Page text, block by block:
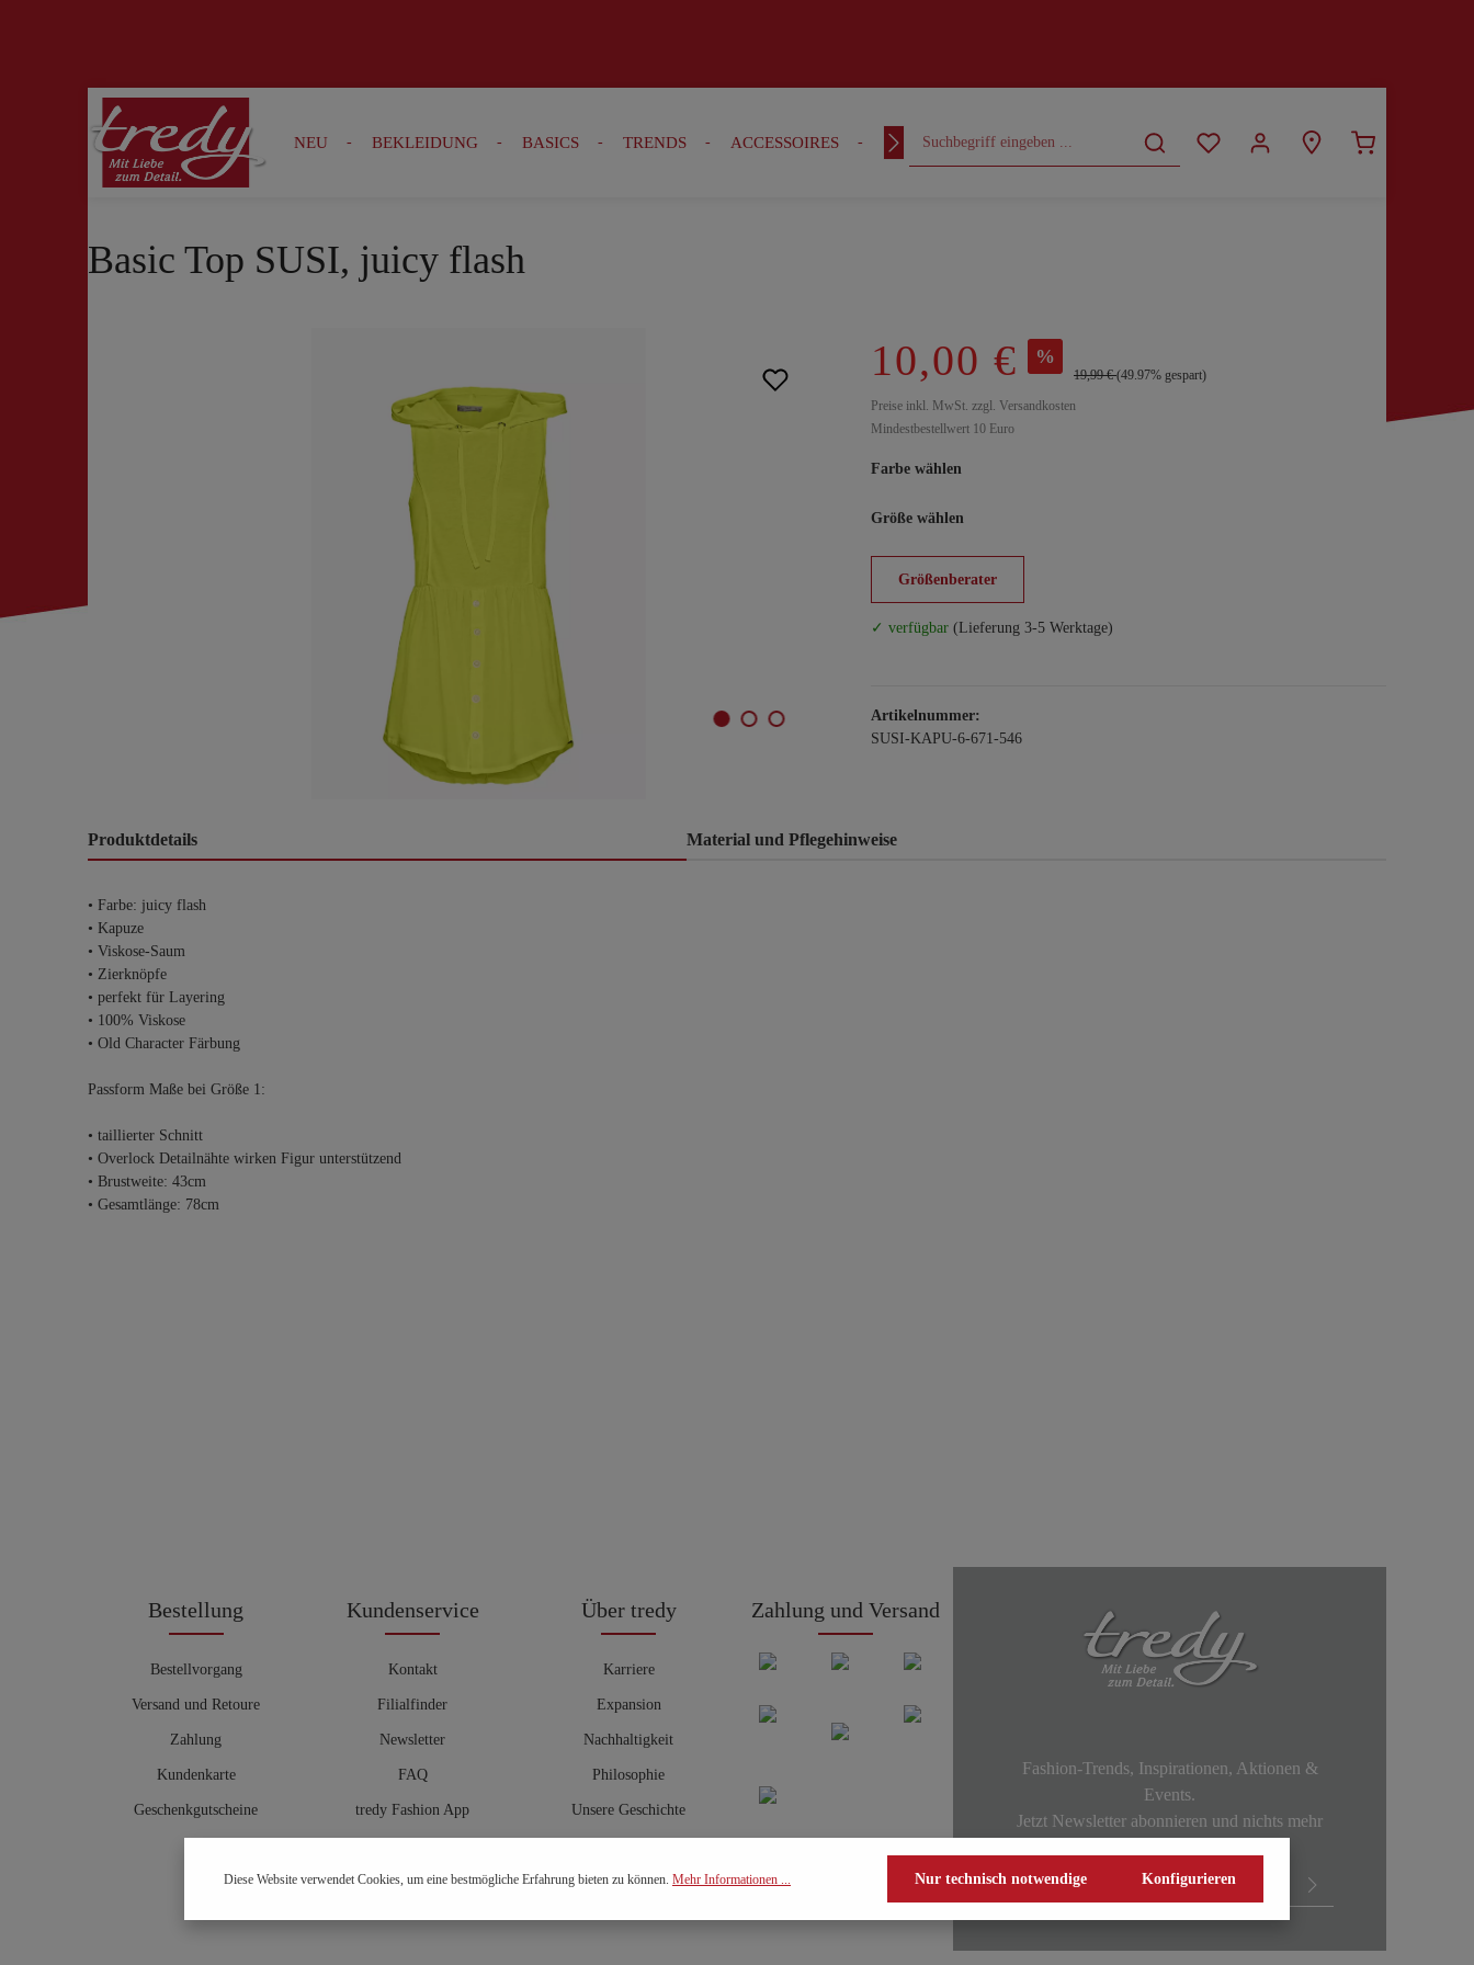
Zur Suche springen Zur Hauptnavigation springen
NEU BEKLEIDUNG BASICS TRENDS ACCESSOIRES OUTFITS CURVY
Basic Top SUSI, juicy flash
10,00 € %
19,99 €(49.97% gespart)
Preise inkl. MwSt. zzgl. Versandkosten
Mindestbestellwert 10 Euro
Farbe wählen
Größe wählen
Größenberater
✓ verfügbar (Lieferung 3-5 Werktage)
Artikelnummer:
SUSI-KAPU-6-671-546
Produktdetails Material und Pflegehinweise
• Farbe: juicy flash
• Kapuze
• Viskose-Saum
• Zierknöpfe
• perfekt für Layering
• 100% Viskose
• Old Character Färbung
Passform Maße bei Größe 1:
• taillierter Schnitt
• Overlock Detailnähte wirken Figur unterstützend
• Brustweite: 43cm
• Gesamtlänge: 78cm
Bestellung
Bestellvorgang
Versand und Retoure
Zahlung
Kundenkarte
Geschenkgutscheine
Kundenservice
Kontakt
Filialfinder
Newsletter
FAQ
tredy Fashion App
Hosenberater
Über tredy
Karriere
Expansion
Nachhaltigkeit
Philosophie
Unsere Geschichte
Zahlung und Versand
Fashion-Trends, Inspirationen, Aktionen &
Events.
Jetzt Newsletter abonnieren und nichts mehr
Diese Website verwendet Cookies, um eine bestmögliche Erfahrung bieten zu können. Mehr Informationen ... Nur technisch notwendige Konfigurieren